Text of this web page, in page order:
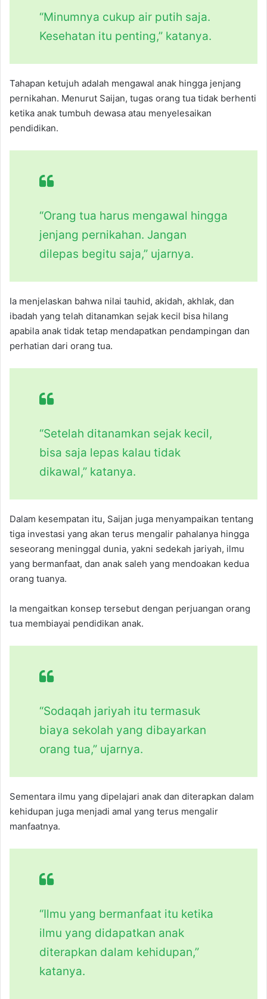
“Minumnya cukup air putih saja.
Kesehatan itu penting,” katanya.
Tahapan ketujuh adalah mengawal anak hingga jenjang
pernikahan. Menurut Saijan, tugas orang tua tidak berhenti
ketika anak tumbuh dewasa atau menyelesaikan
pendidikan.
“Orang tua harus mengawal hingga
jenjang pernikahan. Jangan
dilepas begitu saja,” ujarnya.
Ia menjelaskan bahwa nilai tauhid, akidah, akhlak, dan
ibadah yang telah ditanamkan sejak kecil bisa hilang
apabila anak tidak tetap mendapatkan pendampingan dan
perhatian dari orang tua.
“Setelah ditanamkan sejak kecil,
bisa saja lepas kalau tidak
dikawal,” katanya.
Dalam kesempatan itu, Saijan juga menyampaikan tentang
tiga investasi yang akan terus mengalir pahalanya hingga
seseorang meninggal dunia, yakni sedekah jariyah, ilmu
yang bermanfaat, dan anak saleh yang mendoakan kedua
orang tuanya.
Ia mengaitkan konsep tersebut dengan perjuangan orang
tua membiayai pendidikan anak.
“Sodaqah jariyah itu termasuk
biaya sekolah yang dibayarkan
orang tua,” ujarnya.
Sementara ilmu yang dipelajari anak dan diterapkan dalam
kehidupan juga menjadi amal yang terus mengalir
manfaatnya.
“Ilmu yang bermanfaat itu ketika
ilmu yang didapatkan anak
diterapkan dalam kehidupan,”
katanya.